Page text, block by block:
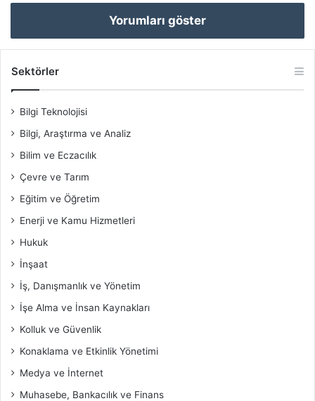
Yorumları göster
Sektörler
Bilgi Teknolojisi
Bilgi, Araştırma ve Analiz
Bilim ve Eczacılık
Çevre ve Tarım
Eğitim ve Öğretim
Enerji ve Kamu Hizmetleri
Hukuk
İnşaat
İş, Danışmanlık ve Yönetim
İşe Alma ve İnsan Kaynakları
Kolluk ve Güvenlik
Konaklama ve Etkinlik Yönetimi
Medya ve İnternet
Muhasebe, Bankacılık ve Finans